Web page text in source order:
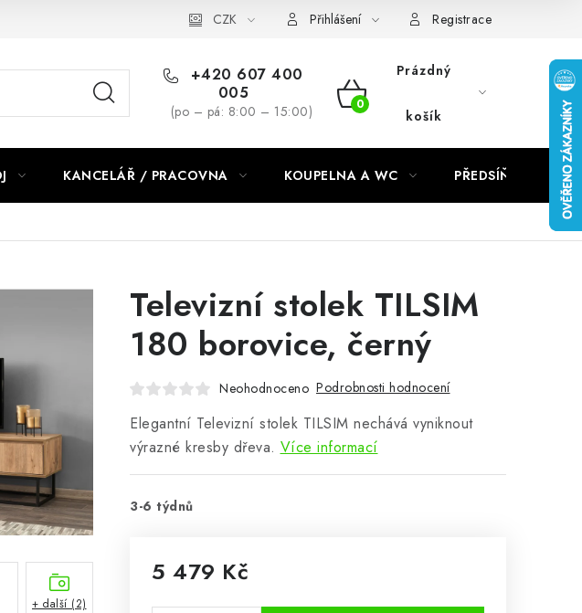
NBM+ CZK Přihlášení Registrace
+420 607 400
005
(po – pá: 8:00 – 15:00)
NÁKUPNÍ
Prázdný
košík
KANCELÁŘ / PRACOVNA KOUPELNA A WC PŘEDSÍŇ
Televizní stolek TILSIM
180 borovice, černý
Neohodnoceno Podrobnosti hodnocení
Elegantní Televizní stolek TILSIM nechává vyniknout
výrazné kresby dřeva. Více informací
3-6 týdnů
5 479 Kč
+ další (2)